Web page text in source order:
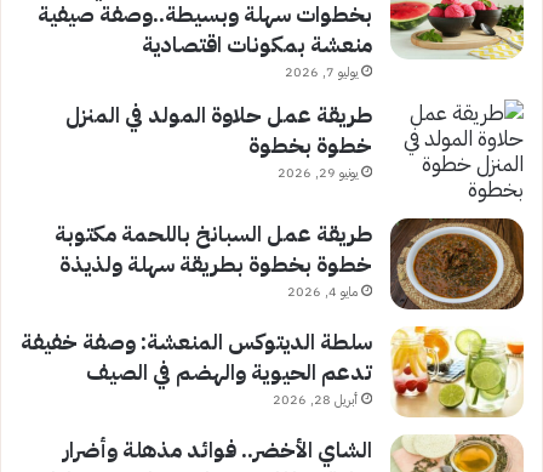
بخطوات سهلة وبسيطة..وصفة صيفية
منعشة بمكونات اقتصادية
يوليو 7, 2026
طريقة عمل حلاوة المولد في المنزل
خطوة بخطوة
يونيو 29, 2026
طريقة عمل السبانخ باللحمة مكتوبة
خطوة بخطوة بطريقة سهلة ولذيذة
مايو 4, 2026
سلطة الديتوكس المنعشة: وصفة خفيفة
تدعم الحيوية والهضم في الصيف
أبريل 28, 2026
الشاي الأخضر.. فوائد مذهلة وأضرار